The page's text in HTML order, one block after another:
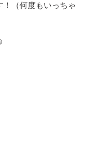
！（何度もいっちゃ